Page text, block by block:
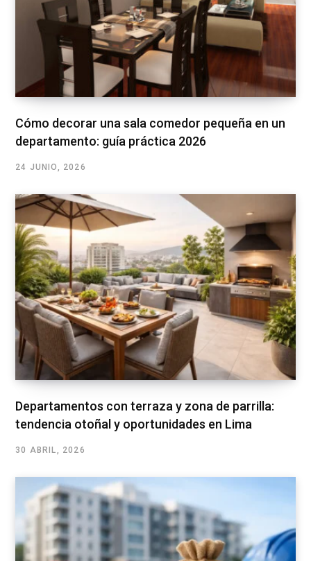
Cómo decorar una sala comedor pequeña en un
departamento: guía práctica 2026
24 JUNIO, 2026
Departamentos con terraza y zona de parrilla:
tendencia otoñal y oportunidades en Lima
30 ABRIL, 2026